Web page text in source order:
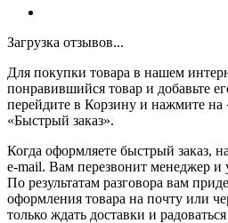
Загрузка отзывов...
Для покупки товара в нашем
понравившийся товар и добавьте
перейдите в Корзину и нажмите на
«Быстрый заказ».
Когда оформляете быстрый
e-mail. Вам перезвонит менеджер и
По результатам разговора вам
оформления товара на почту или
только ждать доставки и